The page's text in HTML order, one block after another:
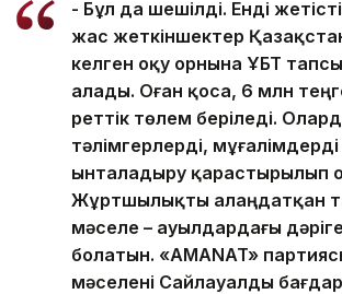
- Бұл да шешілді. Енді
жас жеткіншектер
келген оқу орнына ҰБТ
алады. Оған қоса, 6 млн
реттік төлем беріледі.
тәлімгерлерді,
ынталадыру қарастырылып
Жұртшылықты алаңдатқан
мәселе – ауылдардағы
болатын. «AMANAT»
мәселені Сайлауалды